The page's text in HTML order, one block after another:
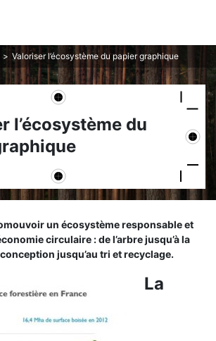
> Valoriser l’écosystème du papier graphique
l’écosystème du
un écosystème responsable et
circulaire : de l’arbre jusqu’à la
jusqu’au tri et recyclage.
La